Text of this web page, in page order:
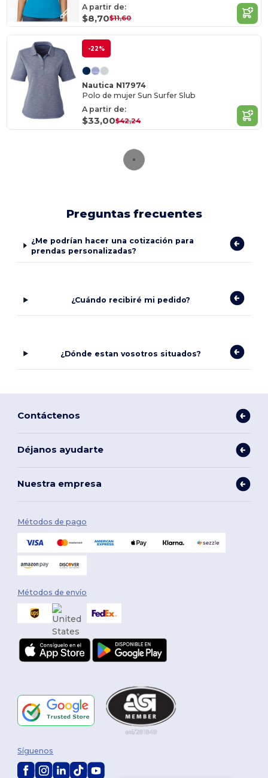
A partir de:
$8,70$11,60
-22%
Nautica N17974
Polo de mujer Sun Surfer Slub
A partir de:
$33,00$42,24
Preguntas frecuentes
¿Me podrían hacer una cotización para
prendas personalizadas?
¿Cuándo recibiré mi pedido?
¿Dónde estan vosotros situados?
Contáctenos
Déjanos ayudarte
Nuestra empresa
Métodos de pago
Métodos de envío
Síguenos